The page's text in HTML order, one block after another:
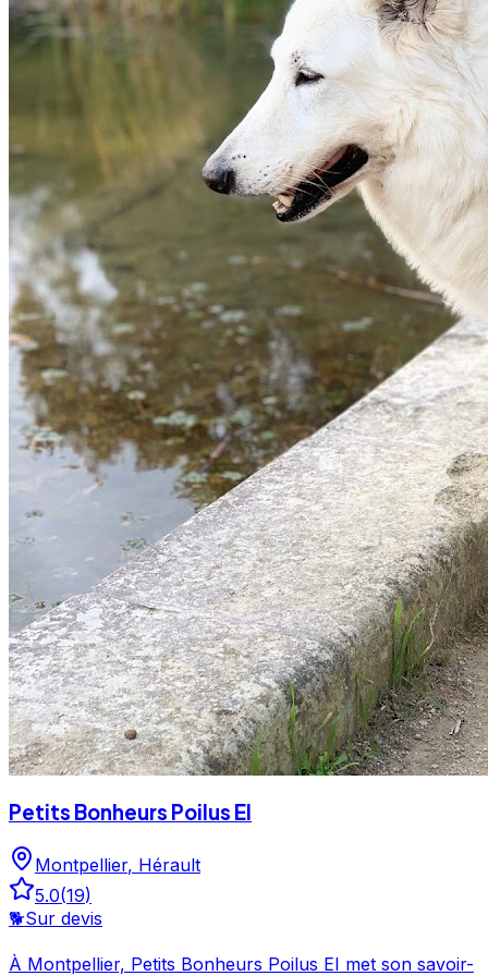
Petits Bonheurs Poilus EI
Montpellier, Hérault
5.0(19)
🐕Sur devis
À Montpellier, Petits Bonheurs Poilus EI met son savoir-